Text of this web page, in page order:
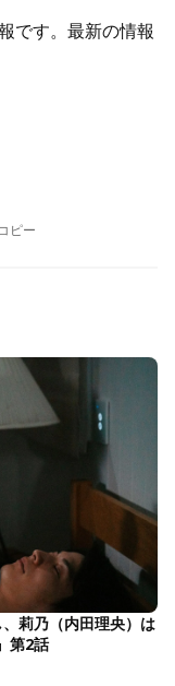
です。最新の情報
ピー
莉乃（内田理央）は
第2話